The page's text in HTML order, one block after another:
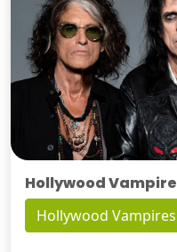
Hollywood
Hollywood Vampires